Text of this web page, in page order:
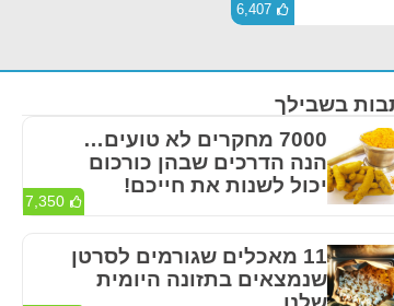
6,407
בשבילך
7000 מחקרים לא טועים…
הנה הדרכים שבהן כורכום
יכול לשנות את חייכם!
7,350
11 מאכלים שגורמים לסרטן
שנמצאים בתזונה היומית